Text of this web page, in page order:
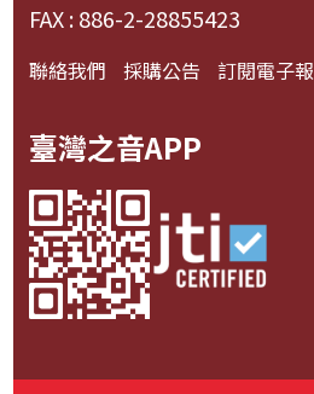
FAX : 886-2-28855423
聯絡我們 採購公告 訂閱電子報
臺灣之音APP